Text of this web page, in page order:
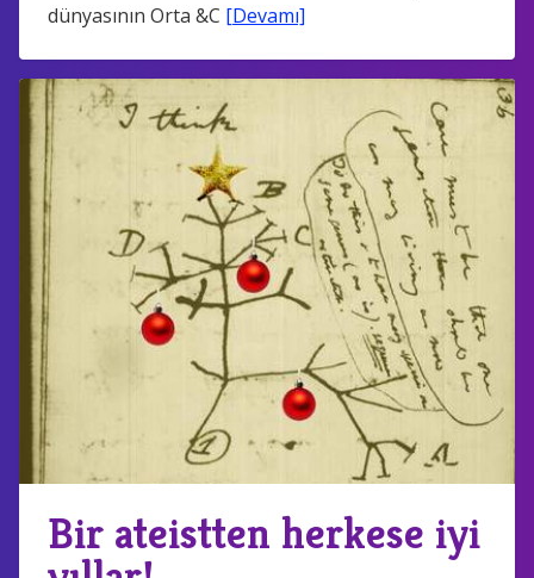
dünyasının Orta &C [Devamı]
Bir ateistten herkese iyi